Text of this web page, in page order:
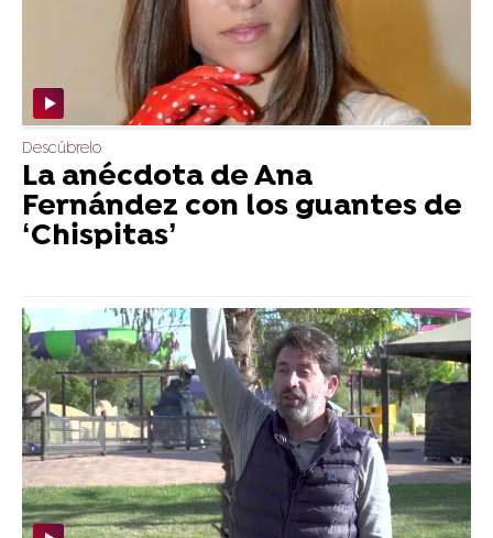
Descúbrelo
La anécdota de Ana
Fernández con los guantes de
‘Chispitas’